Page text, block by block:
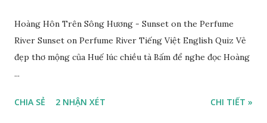
Hoàng Hôn Trên Sông Hương - Sunset on the Perfume
River Sunset on Perfume River Tiếng Việt English Quiz Vẻ
đẹp thơ mộng của Huế lúc chiều tà Bấm để nghe đọc Hoàng
...
CHIA SẺ 2 NHẬN XÉT CHI TIẾT »